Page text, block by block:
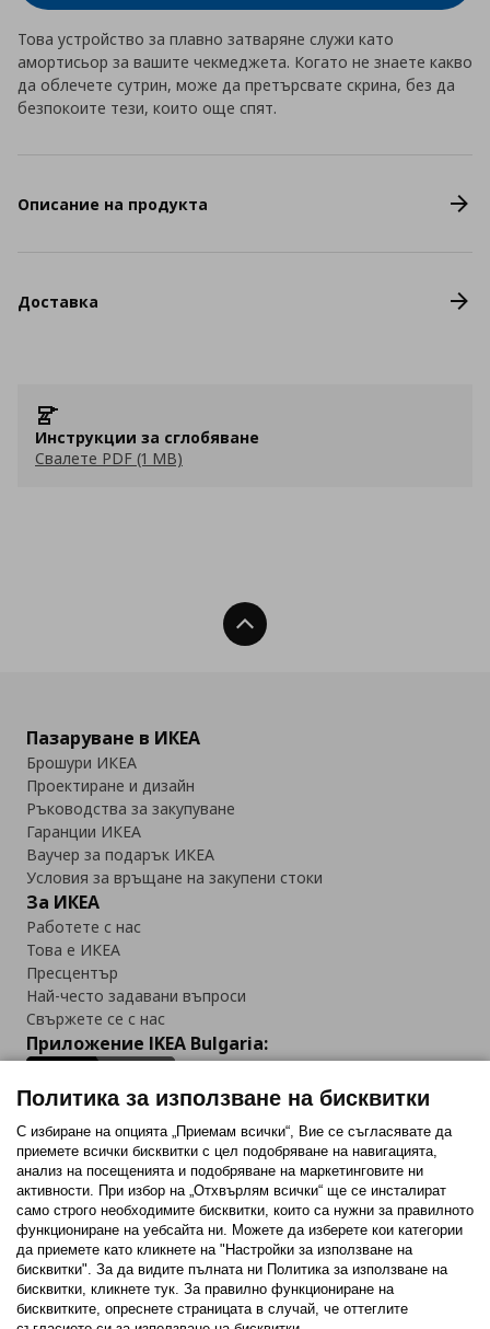
Това устройство за плавно затваряне служи като
амортисьор за вашите чекмеджета. Когато не знаете какво
да облечете сутрин, може да претърсвате скрина, без да
безпокоите тези, които още спят.
Описание на продукта
Доставка
Инструкции за сглобяване
Свалете PDF (1 MB)
Нагоре
Пазаруване в ИКЕА
Брошури ИКЕА
Проектиране и дизайн
Ръководства за закупуване
Гаранции ИКЕА
Ваучер за подарък ИКЕА
Условия за връщане на закупени стоки
За ИКЕА
Работете с нас
Това е ИКЕА
Пресцентър
Най-често задавани въпроси
Свържете се с нас
Приложение IKEA Bulgaria:
Последвайте ни:
FacebookTwitterYoutubePinterestInstagram
Политика за използване на бисквитки
С избиране на опцията „Приемам всички“, Вие се съгласявате да
приемете всички бисквитки с цел подобряване на навигацията,
анализ на посещенията и подобряване на маркетинговите ни
активности. При избор на „Отхвърлям всички“ ще се инсталират
само строго необходимитe бисквитки, които са нужни за правилното
функциониране на уебсайта ни. Можете да изберете кои категории
да приемете като кликнете на "Настройки за използване на
бисквитки". За да видите пълната ни Политика за използване на
бисквитки, кликнете тук. За правилно функциониране на
бисквитките, опреснете страницата в случай, че оттеглите